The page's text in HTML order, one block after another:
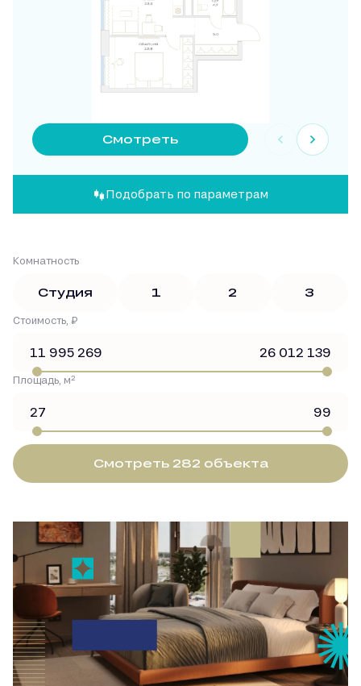
Смотреть
Подобрать по параметрам
Комнатность
Студия 1 2 3
Стоимость, ₽
Площадь, м2
Смотреть 282 объекта